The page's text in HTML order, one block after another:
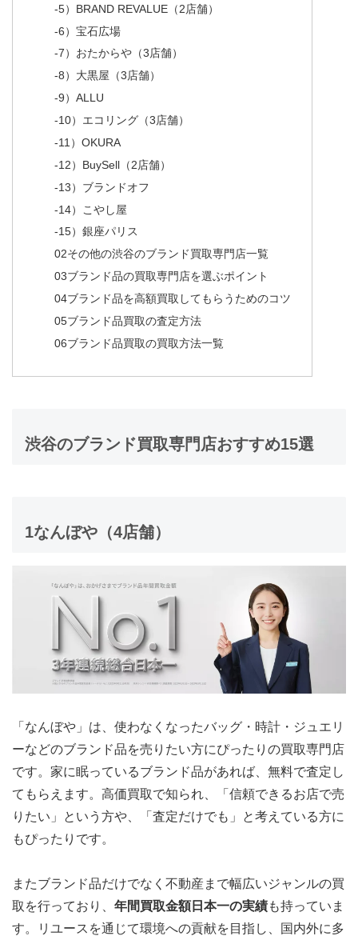
-5）BRAND REVALUE（2店舗）
-6）宝石広場
-7）おたからや（3店舗）
-8）大黒屋 （3店舗）
-9）ALLU
-10）エコリング（3店舗）
-11）OKURA
-12）BuySell（2店舗）
-13）ブランドオフ
-14）こやし屋
-15）銀座パリス
02その他の渋谷のブランド買取専門店一覧
03ブランド品の買取専門店を選ぶポイント
04ブランド品を高額買取してもらうためのコツ
05ブランド品買取の査定方法
06ブランド品買取の買取方法一覧
渋谷のブランド買取専門店おすすめ15選
1なんぼや （4店舗）
「なんぼや」は、使わなくなったバッグ・時計・ジュエリ
ーなどのブランド品を売りたい方にぴったりの買取専門店
です。家に眠っているブランド品があれば、無料で査定し
てもらえます。高価買取で知られ、「信頼できるお店で売
りたい」という方や、「査定だけでも」と考えている方に
もぴったりです。
またブランド品だけでなく不動産まで幅広いジャンルの買
取を行っており、 年間買取金額日本一の実績も持っていま
す。リユースを通じて環境への貢献を目指し、国内外に多